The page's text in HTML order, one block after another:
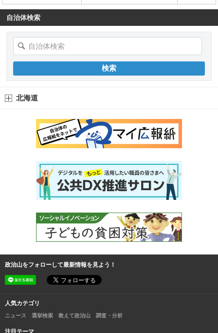
自治体検索
北海道
政治山をフォローして最新情報を見よう！
人気カテゴリ
ニュース 選挙検索 教えて政治山 調査・分析
注目テーマ